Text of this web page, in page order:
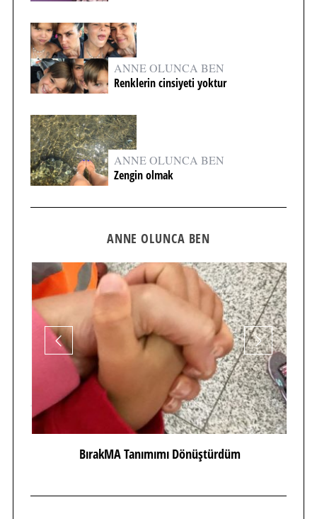
ANNE OLUNCA BEN
Renklerin cinsiyeti yoktur
ANNE OLUNCA BEN
Zengin olmak
ANNE OLUNCA BEN
BırakMA Tanımımı Dönüştürdüm